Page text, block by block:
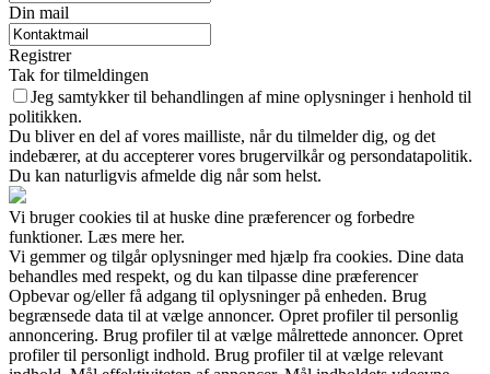
Din mail
Registrer
Tak for tilmeldingen
Jeg samtykker til behandlingen af mine oplysninger i henhold til
politikken.
Du bliver en del af vores mailliste, når du tilmelder dig, og det
indebærer, at du accepterer vores brugervilkår og persondatapolitik.
Du kan naturligvis afmelde dig når som helst.
Vi bruger cookies til at huske dine præferencer og forbedre
funktioner. Læs mere her.
Vi gemmer og tilgår oplysninger med hjælp fra cookies. Dine data
behandles med respekt, og du kan tilpasse dine præferencer
Opbevar og/eller få adgang til oplysninger på enheden. Brug
begrænsede data til at vælge annoncer. Opret profiler til personlig
annoncering. Brug profiler til at vælge målrettede annoncer. Opret
profiler til personligt indhold. Brug profiler til at vælge relevant